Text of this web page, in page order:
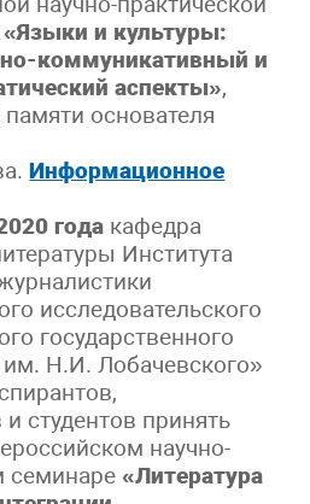
«Языки и культуры:
коммуникативный и
аспекты»,
основателя
Информационное
года кафедра
Института
исследовательского
государственного
им. Н.И. Лобачевского»
студентов принять
научно-
семинаре «Литература